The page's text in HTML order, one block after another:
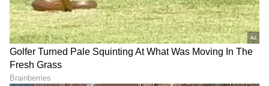
DOWNLOAD APP
RECOMMENDED STORIES